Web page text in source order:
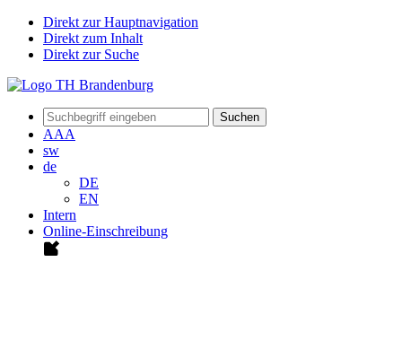
Direkt zur Hauptnavigation
Direkt zum Inhalt
Direkt zur Suche
Suchen
AAA
sw
de
DE
EN
Intern
Online-Einschreibung